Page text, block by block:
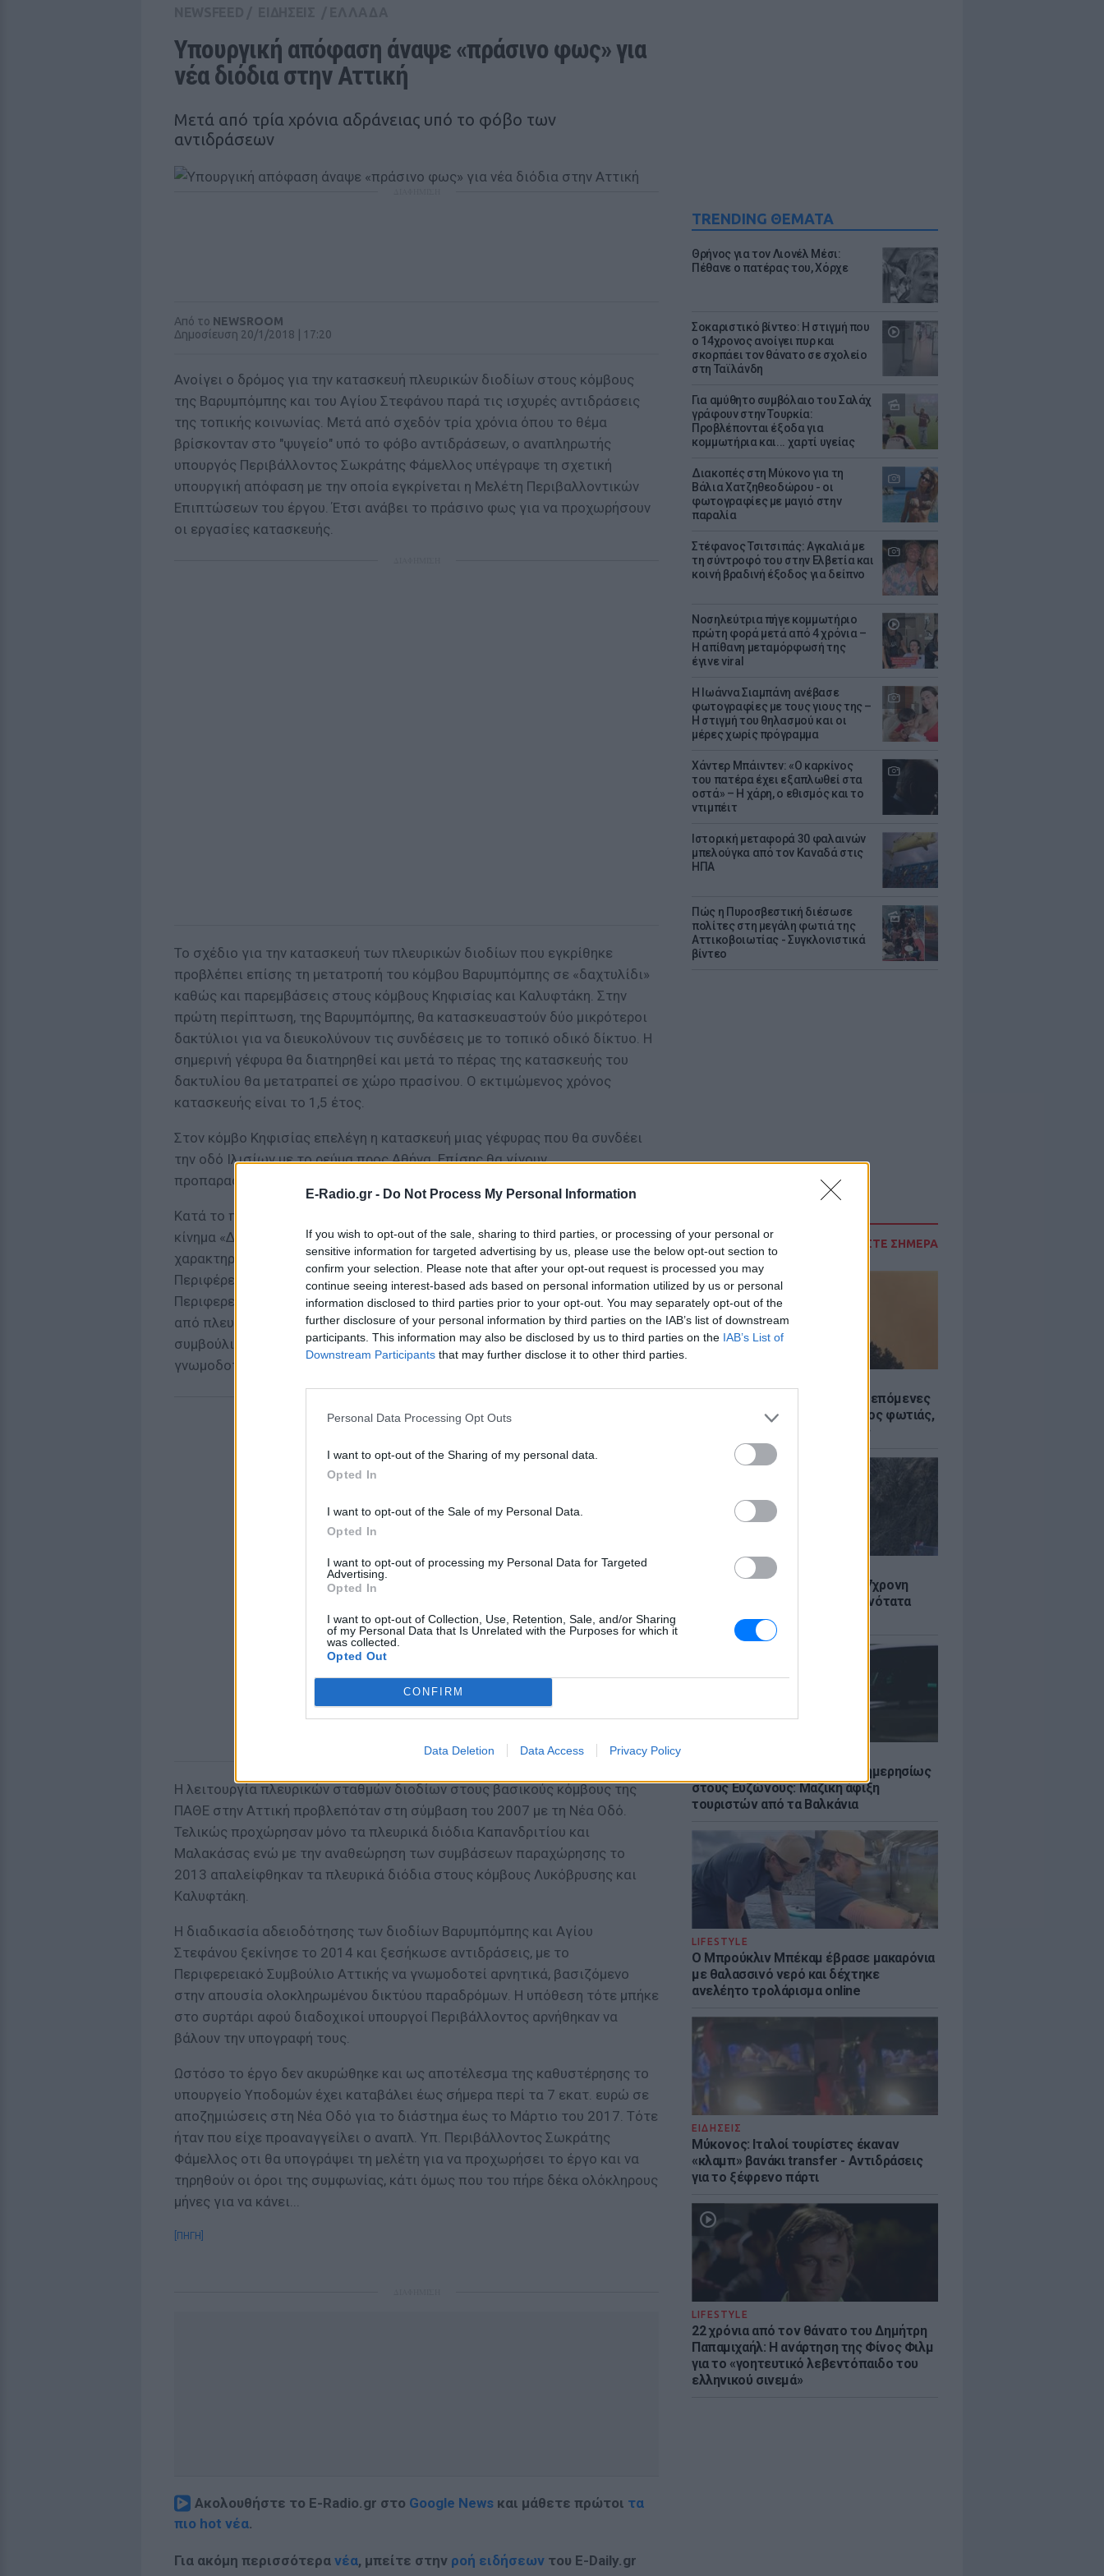
E-Radio.gr - Do Not Process My Personal Information
If you wish to opt-out of the sale, sharing to third parties, or processing of your personal or
sensitive information for targeted advertising by us, please use the below opt-out section to
confirm your selection. Please note that after your opt-out request is processed you may
continue seeing interest-based ads based on personal information utilized by us or personal
information disclosed to third parties prior to your opt-out. You may separately opt-out of the
further disclosure of your personal information by third parties on the IAB’s list of downstream
participants. This information may also be disclosed by us to third parties on the IAB’s List of
Downstream Participants that may further disclose it to other third parties.
Personal Data Processing Opt Outs
I want to opt-out of the Sharing of my personal data.
Opted In
I want to opt-out of the Sale of my Personal Data.
Opted In
I want to opt-out of processing my Personal Data for Targeted
Advertising.
Opted In
I want to opt-out of Collection, Use, Retention, Sale, and/or Sharing
of my Personal Data that Is Unrelated with the Purposes for which it
was collected.
Opted Out
CONFIRM
Data Deletion Data Access Privacy Policy
TRENDING ΘΕΜΑΤΑ
Θρήνος για τον Λιονέλ Μέσι:
Πέθανε ο πατέρας του, Χόρχε
Σοκαριστικό βίντεο: Η στιγμή που
ο 14χρονος ανοίγει πυρ και
σκορπάει τον θάνατο σε σχολείο
στη Ταϊλάνδη
Για αμύθητο συμβόλαιο του Σαλάχ
γράφουν στην Τουρκία:
Προβλέπονται έξοδα για
κομμωτήρια και... χαρτί υγείας
Διακοπές στη Μύκονο για τη
Βάλια Χατζηθεοδώρου - οι
φωτογραφίες με μαγιό στην
παραλία
Στέφανος Τσιτσιπάς: Αγκαλιά με
τη σύντροφό του στην Ελβετία και
κοινή βραδινή έξοδος για δείπνο
Νοσηλεύτρια πήγε κομμωτήριο
πρώτη φορά μετά από 4 χρόνια –
Η απίθανη μεταμόρφωσή της
έγινε viral
H Ιωάννα Σιαμπάνη ανέβασε
φωτογραφίες με τους γιους της –
Η στιγμή του θηλασμού και οι
μέρες χωρίς πρόγραμμα
Χάντερ Μπάιντεν: «Ο καρκίνος
του πατέρα έχει εξαπλωθεί στα
οστά» – Η χάρη, ο εθισμός και το
ντιμπέιτ
Ιστορική μεταφορά 30 φαλαινών
μπελούγκα από τον Καναδά στις
ΗΠΑ
Πώς η Πυροσβεστική διέσωσε
πολίτες στη μεγάλη φωτιά της
Αττικοβοιωτίας - Συγκλονιστικά
βίντεο
ΔΙΑΒΑΣΤΕ ΣΗΜΕΡΑ
Καιρός «hot – dry – windy» τις επόμενες
48 ώρες: Αυξημένος ο κίνδυνος φωτιάς,
συναγερμός σε 6 περιφέρειες
ΕΙΔΗΣΕΙΣ
Θρίλερ στον Λυκαβηττό: Σε 57χρονη
γυναίκα ανήκει η σορός - Πιθανότατα
έπεσε από ύψος
Πάνω από 45.000 διελεύσεις ημερησίως
στους Ευζώνους: Μαζική άφιξη
τουριστών από τα Βαλκάνια
LIFESTYLE
Ο Μπρούκλιν Μπέκαμ έβρασε μακαρόνια
με θαλασσινό νερό και δέχτηκε
ανελέητο τρολάρισμα online
ΕΙΔΗΣΕΙΣ
Μύκονος: Ιταλοί τουρίστες έκαναν
«κλαμπ» βανάκι transfer - Αντιδράσεις
για το ξέφρενο πάρτι
LIFESTYLE
22 χρόνια από τον θάνατο του Δημήτρη
Παπαμιχαήλ: Η ανάρτηση της Φίνος Φιλμ
για το «γοητευτικό λεβεντόπαιδο του
ελληνικού σινεμά»
Υπουργική απόφαση άναψε «πράσινο φως» για
νέα διόδια στην Αττική
Μετά από τρία χρόνια αδράνειας υπό το φόβο των
αντιδράσεων
Από το NEWSROOM
Δημοσίευση 20/1/2018 | 17:20
Ανοίγει ο δρόμος για την κατασκευή πλευρικών διοδίων στους κόμβους
της Βαρυμπόμπης και του Αγίου Στεφάνου παρά τις ισχυρές αντιδράσεις
της τοπικής κοινωνίας. Μετά από σχεδόν τρία χρόνια όπου το θέμα
βρίσκονταν στο "ψυγείο" υπό το φόβο αντιδράσεων, ο αναπληρωτής
υπουργός Περιβάλλοντος Σωκράτης Φάμελλος υπέγραψε τη σχετική
υπουργική απόφαση με την οποία εγκρίνεται η Μελέτη Περιβαλλοντικών
Επιπτώσεων του έργου. Έτσι ανάβει το πράσινο φως για να προχωρήσουν
οι εργασίες κατασκευής.
Το σχέδιο για την κατασκευή των πλευρικών διοδίων που εγκρίθηκε
προβλέπει επίσης τη μετατροπή του κόμβου Βαρυμπόμπης σε «δαχτυλίδι»
καθώς και παρεμβάσεις στους κόμβους Κηφισίας και Καλυφτάκη. Στην
πρώτη περίπτωση, της Βαρυμπόμπης, θα κατασκευαστούν δύο μικρότεροι
δακτύλιοι για να διευκολύνουν τις συνδέσεις με το τοπικό οδικό δίκτυο. Η
σημερινή γέφυρα θα διατηρηθεί και μετά το πέρας της κατασκευής του
δακτυλίου θα μετατραπεί σε χώρο πρασίνου. Ο εκτιμώμενος χρόνος
κατασκευής είναι το 1,5 έτος.
Στον κόμβο Κηφισίας επελέγη η κατασκευή μιας γέφυρας που θα συνδέει
την οδό Ιλισίων με το ρεύμα προς Αθήνα. Επίσης θα γίνουν
προπαρασκευαστικές εργασίες στον κόμβο Καλυφτάκη.
Κατά το παρελθόν το σχέδιο είχε προκαλέσει πλήθος αντιδράσεων από το
κίνημα «Δεν Πληρώνω», αλλά και της Τοπικής Αυτοδιοίκησης, με
χαρακτηριστικές τις αποδοκιμασίες και τις έντονες επικρίσεις κατά της
Περιφέρειας Αττικής και της Ρένας Δούρου, στη διάρκεια συνεδρίασης του
Περιφερειακού Συμβουλίου Αττικής. Αντιθέσεις επίσης είχαν εκφραστεί
από πλευράς των δημάρχων Κηφισιάς και Διονύσου, με τα δημοτικά
συμβούλια των συγκεκριμένων δήμων να βγάζουν αρνητικές
γνωμοδοτήσεις.
Η λειτουργία πλευρικών σταθμών διοδίων στους βασικούς κόμβους της
ΠΑΘΕ στην Αττική προβλεπόταν στη σύμβαση του 2007 με τη Νέα Οδό.
Τελικώς προχώρησαν μόνο τα πλευρικά διόδια Καπανδριτίου και
Μαλακάσας ενώ με την αναθεώρηση των συμβάσεων παραχώρησης το
2013 απαλείφθηκαν τα πλευρικά διόδια στους κόμβους Λυκόβρυσης και
Καλυφτάκη.
Η διαδικασία αδειοδότησης των διοδίων Βαρυμπόμπης και Αγίου
Στεφάνου ξεκίνησε το 2014 και ξεσήκωσε αντιδράσεις, με το
Περιφερειακό Συμβούλιο Αττικής να γνωμοδοτεί αρνητικά, βασιζόμενο
στην απουσία ολοκληρωμένου δικτύου παραδρόμων. Η υπόθεση τότε μπήκε
στο συρτάρι αφού διαδοχικοί υπουργοί Περιβάλλοντος αρνήθηκαν να
βάλουν την υπογραφή τους.
Ωστόσο το έργο δεν ακυρώθηκε και ως αποτέλεσμα της καθυστέρησης το
υπουργείο Υποδομών έχει καταβάλει έως σήμερα περί τα 7 εκατ. ευρώ σε
αποζημιώσεις στη Νέα Οδό για το διάστημα έως το Μάρτιο του 2017. Τότε
ήταν που είχε προαναγγείλει ο αναπλ. Υπ. Περιβάλλοντος Σωκράτης
Φάμελλος οτι θα υπογράψει τη μελέτη για να προχωρήσει το έργο και να
τηρηθούν οι όροι της συμφωνίας, κάτι όμως που του πήρε δέκα ολόκληρους
μήνες για να κάνει...
[ΠΗΓΗ]
Ακολουθήστε το E-Radio.gr στο Google News και μάθετε πρώτοι τα
πιο hot νέα.
Για ακόμη περισσότερα νέα, μπείτε στην ροή ειδήσεων του E-Daily.gr